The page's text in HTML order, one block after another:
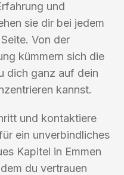
und
sie dir bei jedem
Von der
kümmern sich die
dich ganz auf dein
kannst.
und kontaktiere
ein unverbindliches
Kapitel in Emmen
du vertrauen